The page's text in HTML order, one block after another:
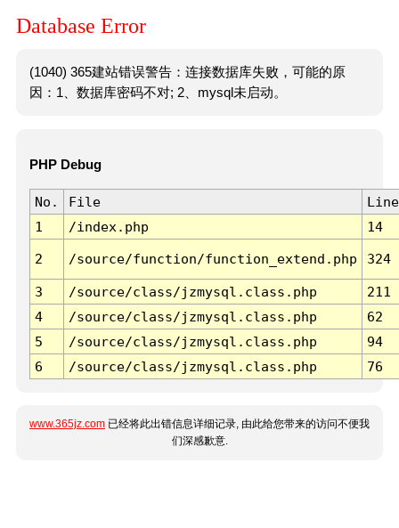
Database Error
(1040) 365建站错误警告：连接数据库失败，可能的原
因：1、数据库密码不对; 2、mysql未启动。
PHP Debug
No. File
Line
1
/index.php 14
2 /source/function/function_extend.php 324
3 /source/class/jzmysql.class.php
211
4
/source/class/jzmysql.class.php
62
5
/source/class/jzmysql.class.php
94
6
/source/class/jzmysql.class.php 76
www.365jz.com 已经将此出错信息详细记录, 由此给您带来的访问不便我
们深感歉意.